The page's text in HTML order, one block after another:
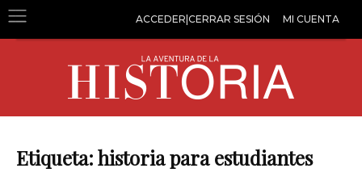
ACCEDER|CERRAR SESIÓN MI CUENTA
Etiqueta: historia para estudiantes